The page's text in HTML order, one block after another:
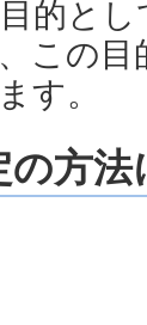
的と
この
す。
の方